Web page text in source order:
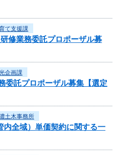
て支援課
修業務委託プロポーザル募
企画課
委託プロポーザル募集【選定
土木事務所
内全域）単価契約に関する一